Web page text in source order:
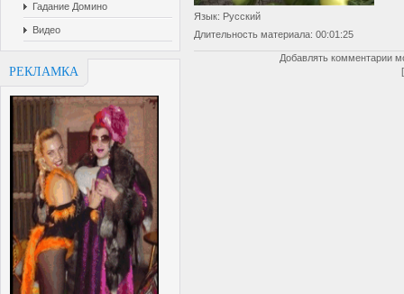
Гадание Домино
Видео
РЕКЛАМКА
Язык: Русский
Длительность материала: 00:01:25
Добавлять комментарии